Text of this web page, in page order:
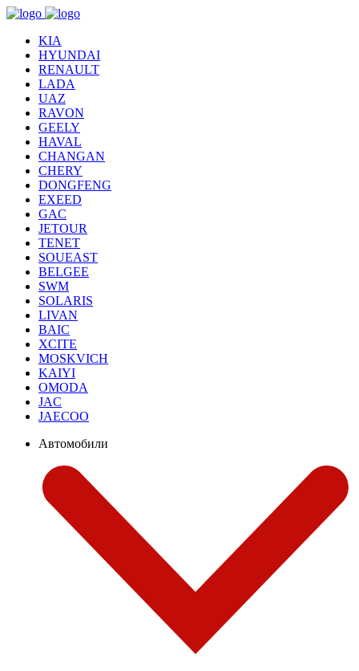
KIA
HYUNDAI
RENAULT
LADA
UAZ
RAVON
GEELY
HAVAL
CHANGAN
CHERY
DONGFENG
EXEED
GAC
JETOUR
TENET
SOUEAST
BELGEE
SWM
SOLARIS
LIVAN
BAIC
XCITE
MOSKVICH
KAIYI
OMODA
JAC
JAECOO
Автомобили